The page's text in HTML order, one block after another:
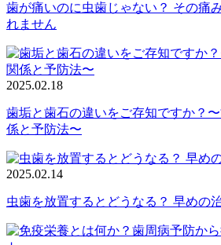
歯が痛いのに虫歯じゃない？ その痛
れません
2025.02.18
歯垢と歯石の違いをご存知ですか？
係と予防法〜
2025.02.14
虫歯を放置するとどうなる？ 早めの